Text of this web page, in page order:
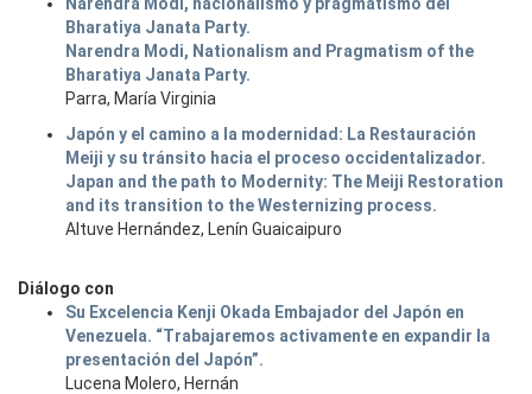
Bharatiya Janata Party.
Narendra Modi, Nationalism and Pragmatism of the
Bharatiya Janata Party.
Parra, María Virginia
Japón y el camino a la modernidad: La Restauración
Meiji y su tránsito hacia el proceso occidentalizador.
Japan and the path to Modernity: The Meiji Restoration
and its transition to the Westernizing process.
Altuve Hernández, Lenín Guaicaipuro
Diálogo con
Su Excelencia Kenji Okada Embajador del Japón en
Venezuela. “Trabajaremos activamente en expandir la
presentación del Japón”.
Lucena Molero, Hernán